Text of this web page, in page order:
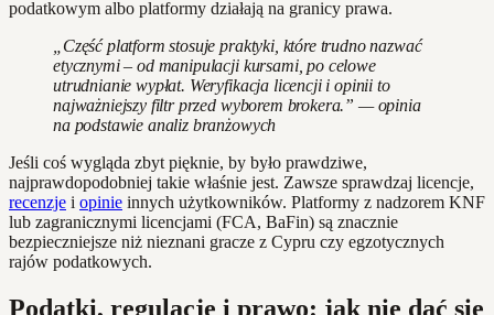
podatkowym albo platformy działają na granicy prawa.
„Część platform stosuje praktyki, które trudno nazwać
etycznymi – od manipulacji kursami, po celowe
utrudnianie wypłat. Weryfikacja licencji i opinii to
najważniejszy filtr przed wyborem brokera.” — opinia
na podstawie analiz branżowych
Jeśli coś wygląda zbyt pięknie, by było prawdziwe,
najprawdopodobniej takie właśnie jest. Zawsze sprawdzaj licencje,
recenzje i opinie innych użytkowników. Platformy z nadzorem KNF
lub zagranicznymi licencjami (FCA, BaFin) są znacznie
bezpieczniejsze niż nieznani gracze z Cypru czy egzotycznych
rajów podatkowych.
Podatki, regulacje i prawo: jak nie dać się